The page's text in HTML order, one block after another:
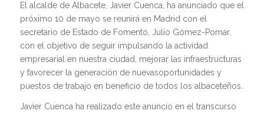
El alcalde de Albacete, Javier Cuenca, ha anunciado que el
próximo 10 de mayo se reunirá en Madrid con el
secretario de Estado de Fomento, Julio Gómez-Pomar,
con el objetivo de seguir impulsando la actividad
empresarial en nuestra ciudad, mejorar las infraestructuras
y favorecer la generación de nuevasoportunidades y
puestos de trabajo en beneficio de todos los albaceteños.
Javier Cuenca ha realizado este anuncio en el transcurso